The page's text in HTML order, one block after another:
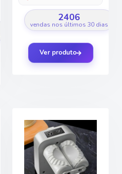
2406
vendas nos últimos 30 dias
Ver produto